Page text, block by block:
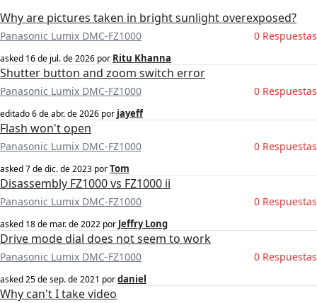
Why are pictures taken in bright sunlight overexposed?
Panasonic Lumix DMC-FZ1000 0 Respuestas
asked 16 de jul. de 2026 por Ritu Khanna
Shutter button and zoom switch error
Panasonic Lumix DMC-FZ1000 0 Respuestas
editado6 de abr. de 2026 por jayeff
Flash won't open
Panasonic Lumix DMC-FZ1000 0 Respuestas
asked7 de dic. de 2023 porTom
Disassembly FZ1000 vs FZ1000 ii
Panasonic Lumix DMC-FZ1000 0 Respuestas
asked 18 de mar. de 2022 por Jeffry Long
Drive mode dial does not seem to work
Panasonic Lumix DMC-FZ1000 0 Respuestas
asked25 de sep. de 2021 pordaniel
Why can't I take video